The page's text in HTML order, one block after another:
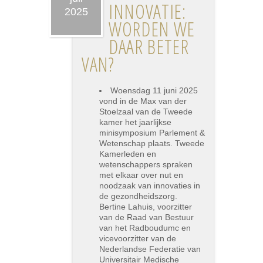
2025
INNOVATIE:
WORDEN WE
DAAR BETER
VAN?
Woensdag 11 juni 2025
vond in de Max van der
Stoelzaal van de Tweede
kamer het jaarlijkse
minisymposium Parlement &
Wetenschap plaats. Tweede
Kamerleden en
wetenschappers spraken
met elkaar over nut en
noodzaak van innovaties in
de gezondheidszorg.
Bertine Lahuis, voorzitter
van de Raad van Bestuur
van het Radboudumc en
vicevoorzitter van de
Nederlandse Federatie van
Universitair Medische